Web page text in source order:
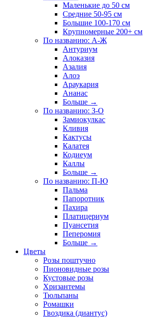
Маленькие до 50 см
Средние 50-95 см
Большие 100-170 см
Крупномерные 200+ см
По названию: А-Ж
Антуриум
Алоказия
Азалия
Алоэ
Араукария
Ананас
Больше →
По названию: З-О
Замиокулкас
Кливия
Кактусы
Калатея
Кодиеум
Каллы
Больше →
По названию: П-Ю
Пальма
Папоротник
Пахира
Платицериум
Пуансетия
Пеперомия
Больше →
Цветы
Розы поштучно
Пионовидные розы
Кустовые розы
Хризантемы
Тюльпаны
Ромашки
Гвоздика (диантус)